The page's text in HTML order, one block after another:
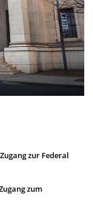
zur Federal
zum